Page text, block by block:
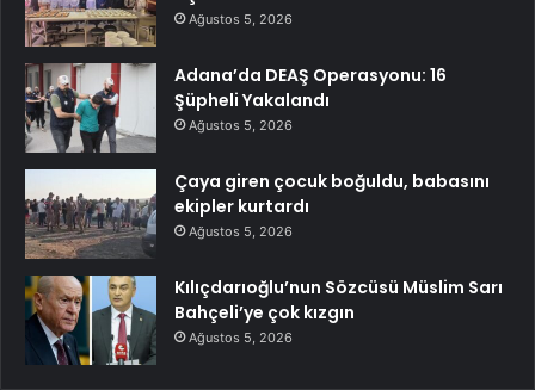
Ağustos 5, 2026
Adana’da DEAŞ Operasyonu: 16
Şüpheli Yakalandı
Ağustos 5, 2026
Çaya giren çocuk boğuldu, babasını
ekipler kurtardı
Ağustos 5, 2026
Kılıçdarıoğlu’nun Sözcüsü Müslim Sarı
Bahçeli’ye çok kızgın
Ağustos 5, 2026